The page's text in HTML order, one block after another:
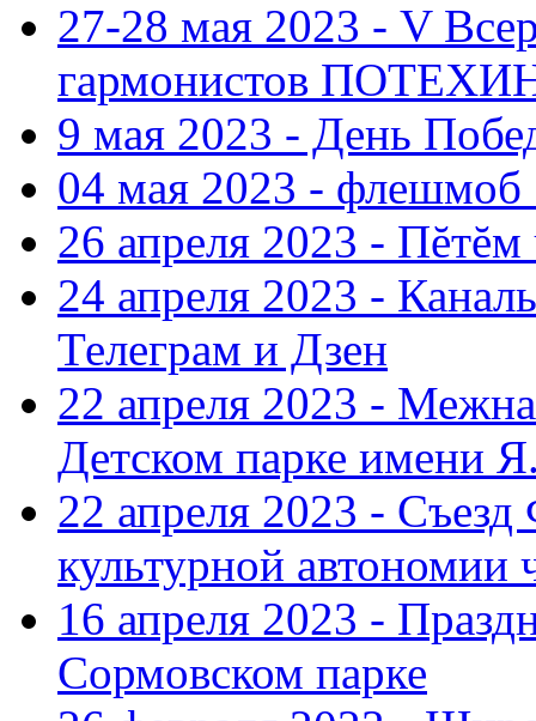
27-28 мая 2023 - V
гармонистов
9 мая 2023 - День
04 мая 2023 - флешмоб
26 апреля 2023 -
24 апреля 2023 -
Телеграм и Дзен
22 апреля 2023 -
Детском парке имени
22 апреля 2023 -
культурной автономии
16 апреля 2023 -
Сормовском парке